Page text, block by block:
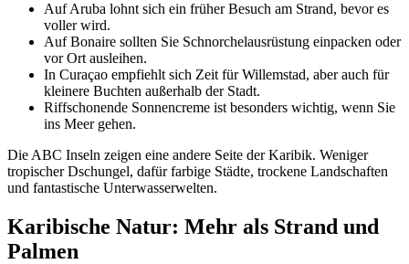
Auf Aruba lohnt sich ein früher Besuch am Strand, bevor es
voller wird.
Auf Bonaire sollten Sie Schnorchelausrüstung einpacken oder
vor Ort ausleihen.
In Curaçao empfiehlt sich Zeit für Willemstad, aber auch für
kleinere Buchten außerhalb der Stadt.
Riffschonende Sonnencreme ist besonders wichtig, wenn Sie
ins Meer gehen.
Die ABC Inseln zeigen eine andere Seite der Karibik. Weniger
tropischer Dschungel, dafür farbige Städte, trockene Landschaften
und fantastische Unterwasserwelten.
Karibische Natur: Mehr als Strand und
Palmen